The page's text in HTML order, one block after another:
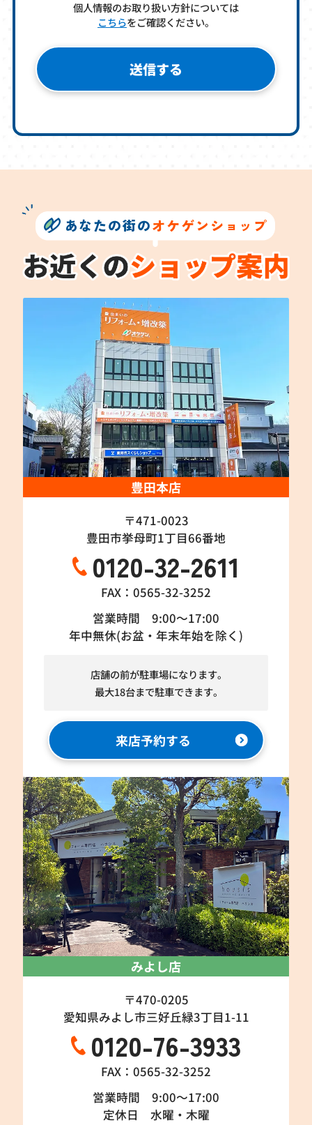
個人情報のお取り扱い方針については
こちらをご確認ください。
あなたの街のオケゲンショップ
豊田本店
〒471-0023
豊田市挙母町1丁目66番地
0120-32-2611
FAX：0565-32-3252
営業時間 9:00～17:00
年中無休(お盆・年末年始を除く)
店舗の前が駐車場になります。
最大18台まで駐車できます。
来店予約する
みよし店
〒470-0205
愛知県みよし市三好丘緑3丁目1-11
0120-76-3933
FAX：0565-32-3252
営業時間 9:00～17:00
定休日 水曜・木曜